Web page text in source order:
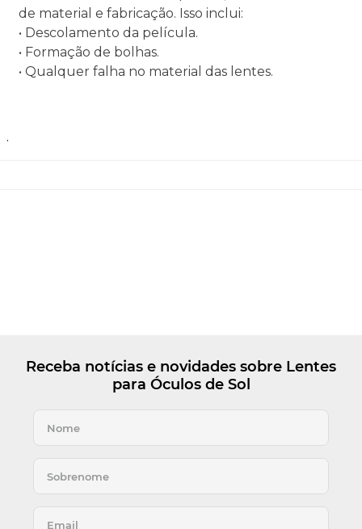
de material e fabricação. Isso inclui:
• Descolamento da película.
• Formação de bolhas.
• Qualquer falha no material das lentes.
.
Receba notícias e novidades sobre Lentes
para Óculos de Sol